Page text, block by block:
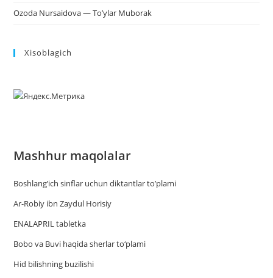
Ozoda Nursaidova — To’ylar Muborak
Xisoblagich
Mashhur maqolalar
Boshlang’ich sinflar uchun diktantlar to’plami
Ar-Robiy ibn Zaydul Horisiy
ENALAPRIL tabletka
Bobo va Buvi haqida sherlar to‘plami
Hid bilishning buzilishi